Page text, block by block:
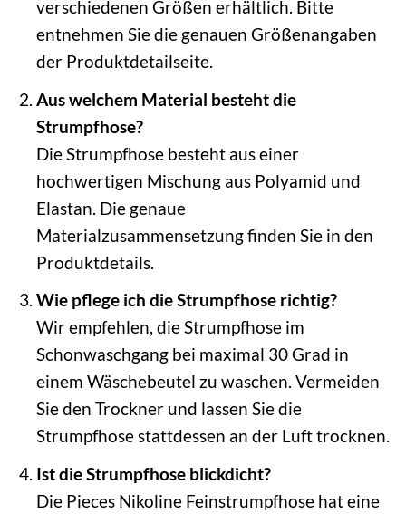
verschiedenen Größen erhältlich. Bitte
entnehmen Sie die genauen Größenangaben
der Produktdetailseite.
Aus welchem Material besteht die
Strumpfhose?
Die Strumpfhose besteht aus einer
hochwertigen Mischung aus Polyamid und
Elastan. Die genaue
Materialzusammensetzung finden Sie in den
Produktdetails.
Wie pflege ich die Strumpfhose richtig?
Wir empfehlen, die Strumpfhose im
Schonwaschgang bei maximal 30 Grad in
einem Wäschebeutel zu waschen. Vermeiden
Sie den Trockner und lassen Sie die
Strumpfhose stattdessen an der Luft trocknen.
Ist die Strumpfhose blickdicht?
Die Pieces Nikoline Feinstrumpfhose hat eine